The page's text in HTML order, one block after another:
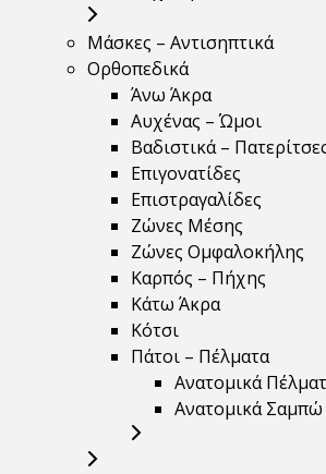
Μάσκες – Αντισηπτικά
Ορθοπεδικά
Άνω Άκρα
Αυχένας – Ώμοι
Βαδιστικά –
Επιγονατίδες
Επιστραγαλίδες
Ζώνες Μέσης
Ζώνες Ομφαλοκήλης
Καρπός – Πήχης
Κάτω Άκρα
Κότσι
Πάτοι – Πέλματα
Ανατομικά
Ανατομικά Σαμπώ